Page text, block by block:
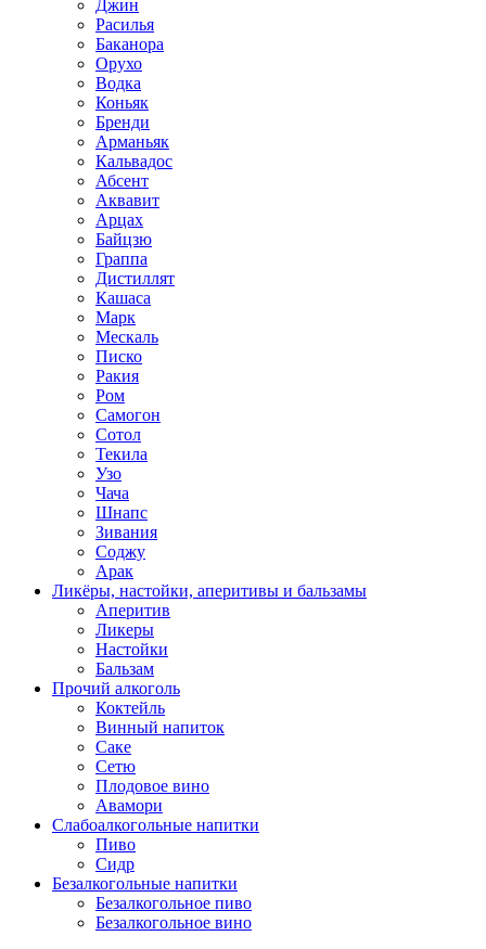
Джин
Расилья
Баканора
Орухо
Водка
Коньяк
Бренди
Арманьяк
Кальвадос
Абсент
Аквавит
Арцах
Байцзю
Граппа
Дистиллят
Кашаса
Марк
Мескаль
Писко
Ракия
Ром
Самогон
Сотол
Текила
Узо
Чача
Шнапс
Зивания
Соджу
Арак
Ликёры, настойки, аперитивы и бальзамы
Аперитив
Ликеры
Настойки
Бальзам
Прочий алкоголь
Коктейль
Винный напиток
Саке
Сетю
Плодовое вино
Авамори
Слабоалкогольные напитки
Пиво
Сидр
Безалкогольные напитки
Безалкогольное пиво
Безалкогольное вино